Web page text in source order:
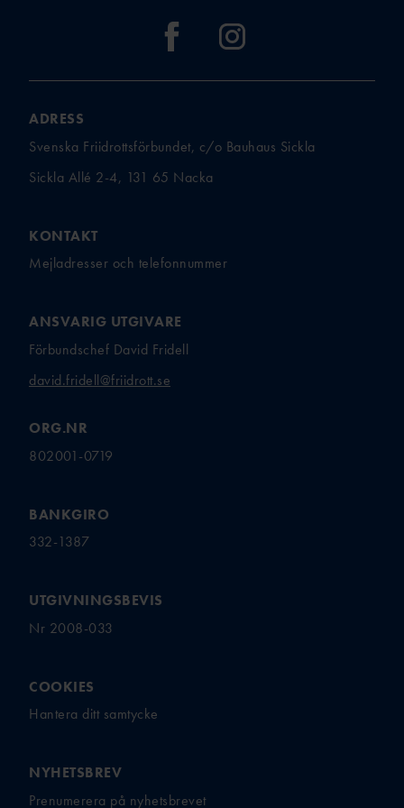
ADRESS
Svenska Friidrottsförbundet, c/o Bauhaus Sickla
Sickla Allé 2-4, 131 65 Nacka
KONTAKT
Mejladresser och telefonnummer
ANSVARIG UTGIVARE
Förbundschef David Fridell
david.fridell@friidrott.se
ORG.NR
802001-0719
BANKGIRO
332-1387
UTGIVNINGSBEVIS
Nr 2008-033
COOKIES
Hantera ditt samtycke
NYHETSBREV
Prenumerera på nyhetsbrevet